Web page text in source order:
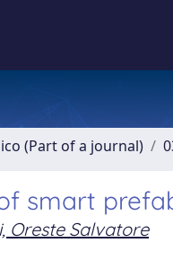
(Part of a journal)
smart
Oreste Salvatore